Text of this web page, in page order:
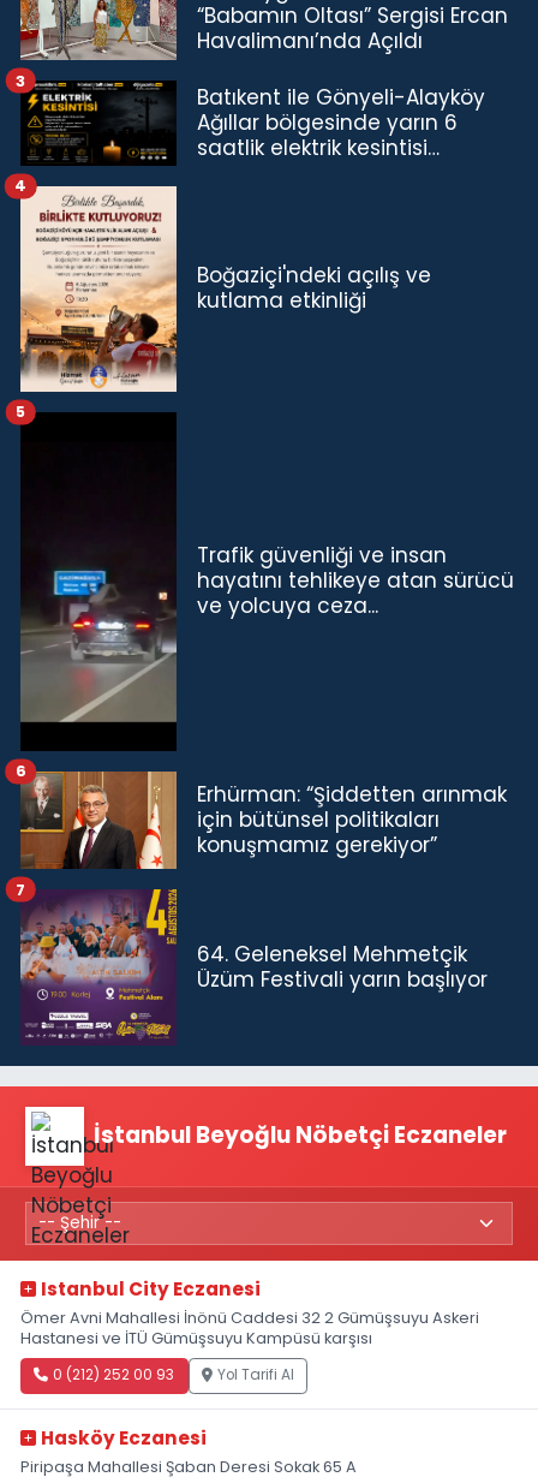
“Babamın Oltası” Sergisi Ercan
Havalimanı’nda Açıldı
Batıkent ile Gönyeli-Alayköy
Ağıllar bölgesinde yarın 6
saatlik elektrik kesintisi…
3
Boğaziçi'ndeki açılış ve
kutlama etkinliği
4
Trafik güvenliği ve insan
hayatını tehlikeye atan sürücü
ve yolcuya ceza...
5
Erhürman: “Şiddetten arınmak
için bütünsel politikaları
konuşmamız gerekiyor”
6
64. Geleneksel Mehmetçik
Üzüm Festivali yarın başlıyor
7
İstanbul Beyoğlu Nöbetçi Eczaneler
Istanbul City Eczanesi
Ömer Avni Mahallesi İnönü Caddesi 32 2 Gümüşsuyu Askeri
Hastanesi ve İTÜ Gümüşsuyu Kampüsü karşısı
0 (212) 252 00 93 Yol Tarifi Al
Hasköy Eczanesi
Piripaşa Mahallesi Şaban Deresi Sokak 65 A